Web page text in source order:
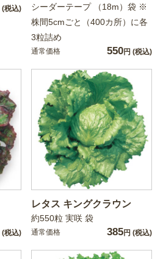
(税込)
シーダーテープ （18m）袋 ※
株間5cmごと（400カ所）に各
3粒詰め
通常価格 550円 (税込)
(税込)
レタス キングクラウン
約550粒 実咲 袋
通常価格 385円 (税込)